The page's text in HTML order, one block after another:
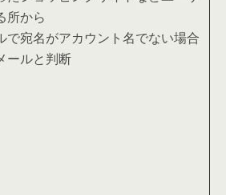
所から
で宛名がアカウント名でない場合
ールと判断